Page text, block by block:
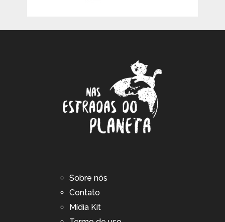
Sobre nós
Contato
Mídia Kit